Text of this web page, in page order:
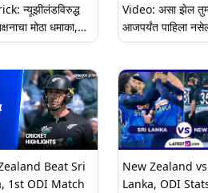
न्यूझीलंडविरुद्ध
मोठा धमाका,
पहिली हॅट्ट्रिक घेऊन
Video: असा झेल
आजपर्यंत पाहिला
खेळाडू बनला
अचंबित
Beat Sri
1st ODI Match
New Zealand
Lanka, ODI